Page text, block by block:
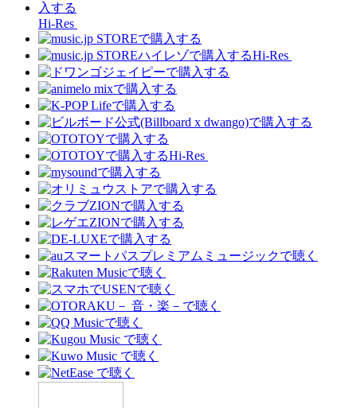
Hi-Res
Hi-Res
Hi-Res